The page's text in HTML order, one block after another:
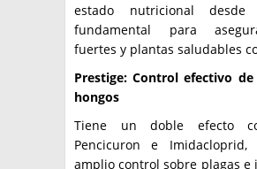
estado nutricional
fundamental para
fuertes y plantas saludables
Prestige: Control efectivo
hongos
Tiene un doble efecto
Pencicuron e Imidacloprid,
amplio control sobre plagas e